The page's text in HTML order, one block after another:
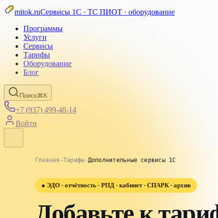
mitok.ruСервисы 1С · ТС ПИОТ · оборудование
Программы
Услуги
Сервисы
Тарифы
Оборудование
Блог
Поиск⌘K
+7 (937) 499-48-14
Войти
Главная→Тарифы→Дополнительные сервисы 1С
● ЭДО · отчётность · РПД · кабинет · СПАРК · архив